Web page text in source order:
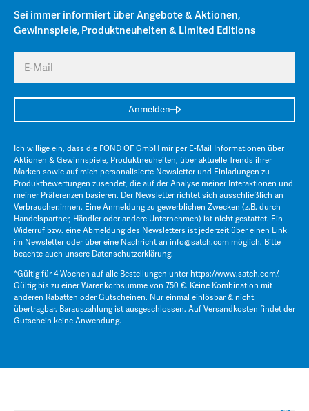
Sei immer informiert über Angebote & Aktionen,
Gewinnspiele, Produktneuheiten & Limited Editions
E-Mail
Anmelden
Ich willige ein, dass die FOND OF GmbH mir per E-Mail Informationen über
Aktionen & Gewinnspiele, Produktneuheiten, über aktuelle Trends ihrer
Marken sowie auf mich personalisierte Newsletter und Einladungen zu
Produktbewertungen zusendet, die auf der Analyse meiner Interaktionen und
meiner Präferenzen basieren. Der Newsletter richtet sich ausschließlich an
Verbraucher:innen. Eine Anmeldung zu gewerblichen Zwecken (z.B. durch
Handelspartner, Händler oder andere Unternehmen) ist nicht gestattet. Ein
Widerruf bzw. eine Abmeldung des Newsletters ist jederzeit über einen Link
im Newsletter oder über eine Nachricht an info@satch.com möglich. Bitte
beachte auch unsere Datenschutzerklärung.
*Gültig für 4 Wochen auf alle Bestellungen unter https://www.satch.com/.
Gültig bis zu einer Warenkorbsumme von 750 €. Keine Kombination mit
anderen Rabatten oder Gutscheinen. Nur einmal einlösbar & nicht
übertragbar. Barauszahlung ist ausgeschlossen. Auf Versandkosten findet der
Gutschein keine Anwendung.